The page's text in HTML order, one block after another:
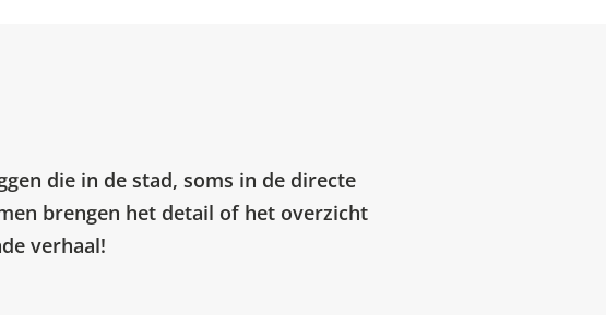
die in de stad, soms in de directe
brengen het detail of het overzicht
verhaal!